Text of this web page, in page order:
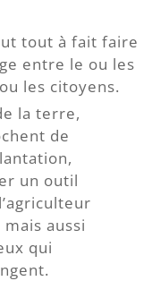
tout à fait faire
entre le ou les
les citoyens.
la terre,
de
un outil
aussi
qui